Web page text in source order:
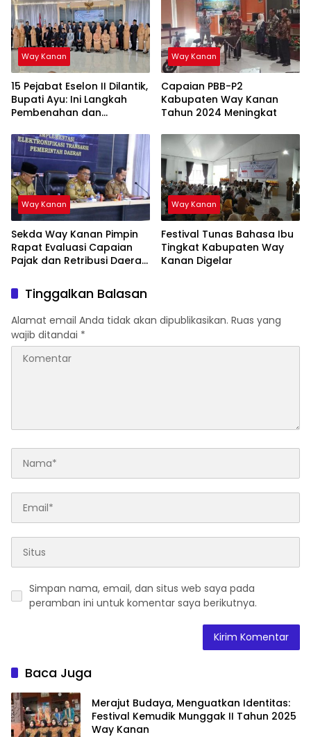
Way Kanan
15 Pejabat Eselon II Dilantik,
Bupati Ayu: Ini Langkah
Pembenahan dan
Way Kanan
Capaian PBB-P2
Kabupaten Way Kanan
Tahun 2024 Meningkat
Way Kanan
Sekda Way Kanan Pimpin
Rapat Evaluasi Capaian
Pajak dan Retribusi Daerah
Way Kanan
Festival Tunas Bahasa Ibu
Tingkat Kabupaten Way
Kanan Digelar
Tinggalkan Balasan
Alamat email Anda tidak akan dipublikasikan. Ruas yang
wajib ditandai *
Simpan nama, email, dan situs web saya pada
peramban ini untuk komentar saya berikutnya.
Baca Juga
Merajut Budaya, Menguatkan Identitas:
Festival Kemudik Munggak II Tahun 2025
Way Kanan